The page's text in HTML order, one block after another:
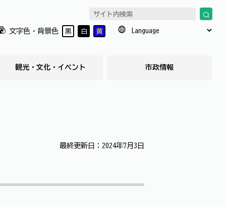
文字色・背景色 黒 白 黄
観光・文化・イベント 市政情報
最終更新日：2024年7月3日